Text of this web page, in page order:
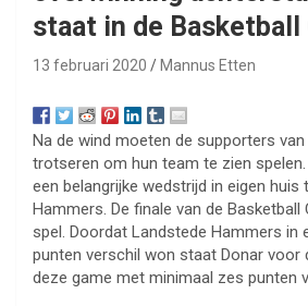
staat in de Basketball
13 februari 2020 Mannus Etten
Na de wind moeten de supporters van
trotseren om hun team te zien
een belangrijke wedstrijd in eigen huis
Hammers. De finale van de
spel. Doordat Landstede Hammers in
punten verschil won staat Donar voor
deze game met minimaal zes punten